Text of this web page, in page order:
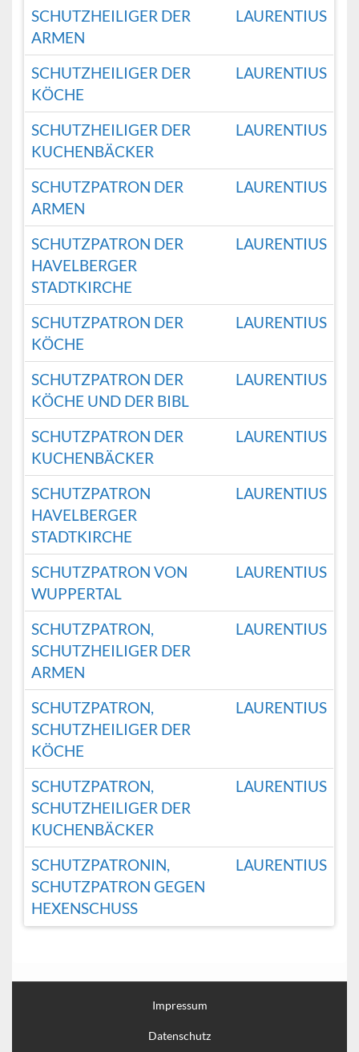
SCHUTZHEILIGER DER
ARMEN
LAURENTIUS
SCHUTZHEILIGER DER
KÖCHE
LAURENTIUS
SCHUTZHEILIGER DER
KUCHENBÄCKER
LAURENTIUS
SCHUTZPATRON DER
ARMEN
LAURENTIUS
SCHUTZPATRON DER
HAVELBERGER
STADTKIRCHE
LAURENTIUS
SCHUTZPATRON DER
KÖCHE
LAURENTIUS
SCHUTZPATRON DER
KÖCHE UND DER BIBL
LAURENTIUS
SCHUTZPATRON DER
KUCHENBÄCKER
LAURENTIUS
SCHUTZPATRON
HAVELBERGER
STADTKIRCHE
LAURENTIUS
SCHUTZPATRON VON
WUPPERTAL
LAURENTIUS
SCHUTZPATRON,
SCHUTZHEILIGER DER
ARMEN
LAURENTIUS
SCHUTZPATRON,
SCHUTZHEILIGER DER
KÖCHE
LAURENTIUS
SCHUTZPATRON,
SCHUTZHEILIGER DER
KUCHENBÄCKER
LAURENTIUS
SCHUTZPATRONIN,
SCHUTZPATRON GEGEN
HEXENSCHUSS
LAURENTIUS
Impressum
Datenschutz